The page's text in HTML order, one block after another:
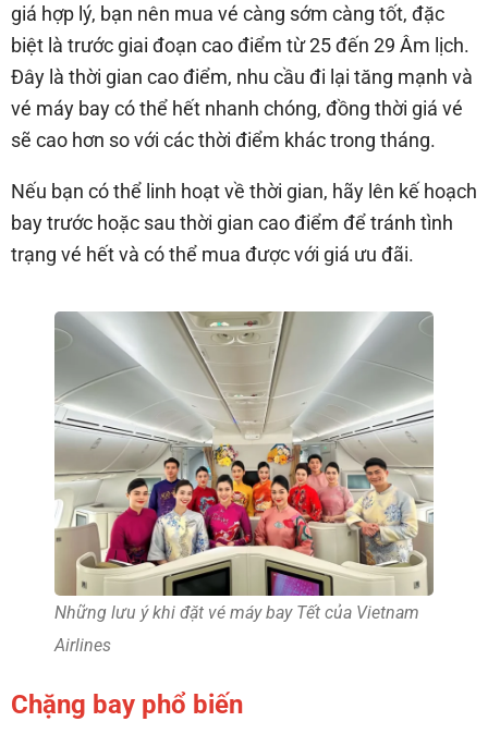
giá hợp lý, bạn nên mua vé càng sớm càng tốt, đặc
biệt là trước giai đoạn cao điểm từ 25 đến 29 Âm lịch.
Đây là thời gian cao điểm, nhu cầu đi lại tăng mạnh và
vé máy bay có thể hết nhanh chóng, đồng thời giá vé
sẽ cao hơn so với các thời điểm khác trong tháng.
Nếu bạn có thể linh hoạt về thời gian, hãy lên kế hoạch
bay trước hoặc sau thời gian cao điểm để tránh tình
trạng vé hết và có thể mua được với giá ưu đãi.
Những lưu ý khi đặt vé máy bay Tết của Vietnam
Airlines
Chặng bay phổ biến